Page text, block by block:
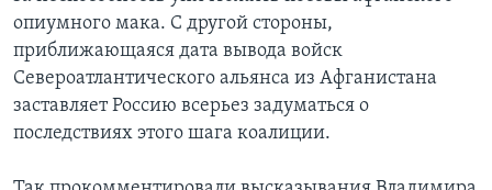
опиумного мака. С другой стороны,
приближающаяся дата вывода войск
Североатлантического альянса из Афганистана
заставляет Россию всерьез задуматься о
последствиях этого шага коалиции.